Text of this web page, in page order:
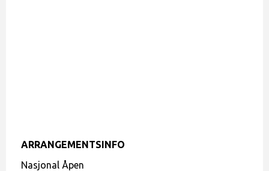
ARRANGEMENTSINFO
Nasjonal Åpen